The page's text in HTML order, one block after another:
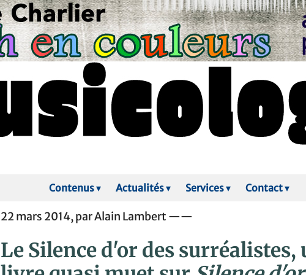
Contenus▾ Actualités▾ Services▾ Contact▾
22 mars 2014, par Alain Lambert ——
Le Silence d'or des surréalistes,